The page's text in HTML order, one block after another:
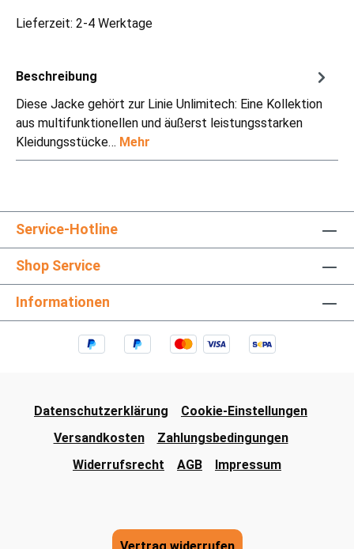
Lieferzeit: 2-4 Werktage
Beschreibung
Diese Jacke gehört zur Linie Unlimitech: Eine Kollektion
aus multifunktionellen und äußerst leistungsstarken
Kleidungsstücke… Mehr
Service-Hotline
Shop Service
Informationen
Datenschutzerklärung
Cookie-Einstellungen
Versandkosten
Zahlungsbedingungen
Widerrufsrecht
AGB Impressum